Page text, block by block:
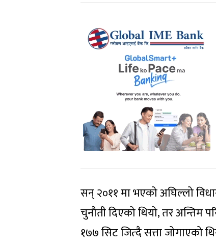
सन् २०११ मा भएको अघिल्लो
चुनौती दिएको थियो, तर
१७७ सिट जित्दै सत्ता जोगाएको